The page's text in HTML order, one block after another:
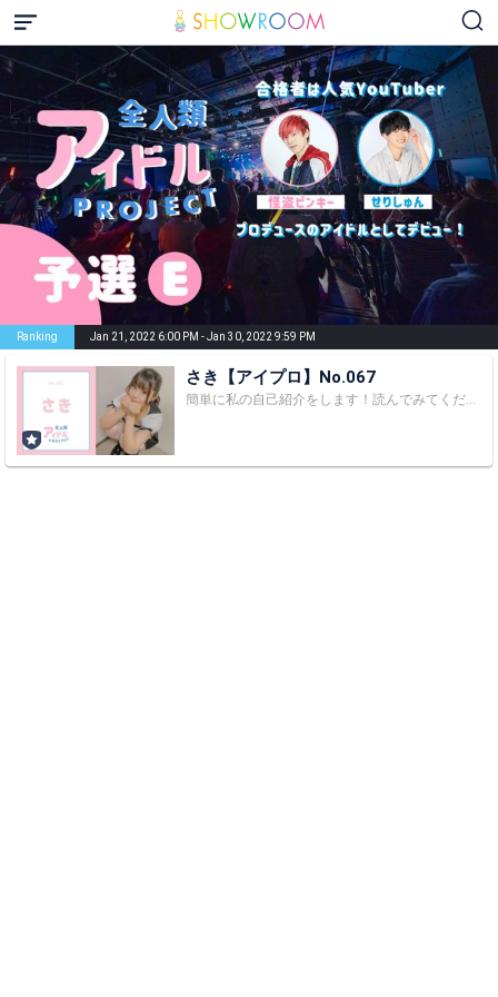
Ranking Jan 21, 2022 6:00 PM - Jan 30, 2022 9:59 PM
さき【アイプロ】No.067
簡単に私の自己紹介をします！読んでみてください！ 『プロフィール』 名前→さき 呼び方→さき 生年月日→2003年2月15日 学年→18歳 出身地→静岡県 身長→158㎝ 特技→フラッシュ暗算 趣味→テニス、ダンス 性格→サバサバ系 『好きな食べ物』 麺類、果物